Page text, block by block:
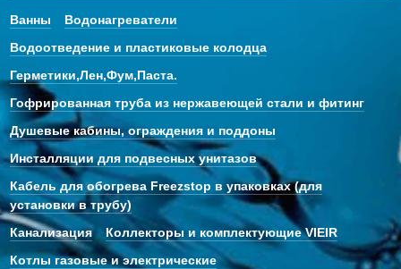
Ванны
Водонагреватели
Водоотведение и пластиковые колодца
Герметики,Лен,Фум,Паста.
Гофрированная труба из нержавеющей стали и фитинг
Душевые кабины, ограждения и поддоны
Инсталляции для подвесных унитазов
Кабель для обогрева Freezstop в упаковках (для
установки в трубу)
Канализация
Коллекторы и комплектующие VIEIR
Котлы газовые и электрические